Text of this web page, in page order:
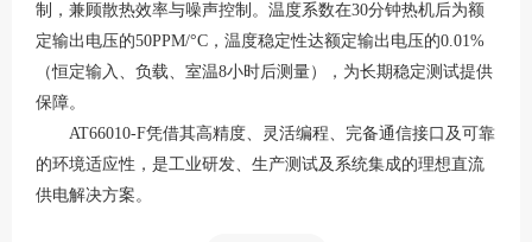
制，兼顾散热效率与噪声控制。温度系数在30分钟热机后为额
定输出电压的50PPM/°C，温度稳定性达额定输出电压的0.01%
（恒定输入、负载、室温8小时后测量），为长期稳定测试提供
保障。
AT66010-F凭借其高精度、灵活编程、完备通信接口及可靠
的环境适应性，是工业研发、生产测试及系统集成的理想直流
供电解决方案。